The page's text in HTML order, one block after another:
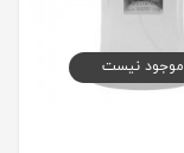
موجود نیست